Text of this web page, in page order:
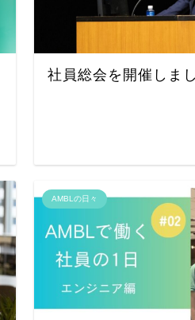
社員総会を開催しま
AMBLの日々